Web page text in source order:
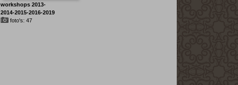
workshops 2013-
2014-2015-2016-2019
foto's: 47